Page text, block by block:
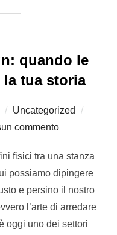
quando le
tua storia
Uncategorized
commento
fisici tra una stanza
possiamo dipingere
e persino il nostro
l’arte di arredare
oggi uno dei settori